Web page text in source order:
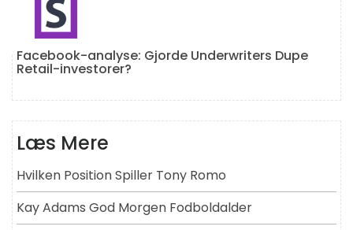
Facebook-analyse: Gjorde Underwriters Dupe
Retail-investorer?
Læs Mere
Hvilken Position Spiller Tony Romo
Kay Adams God Morgen Fodboldalder